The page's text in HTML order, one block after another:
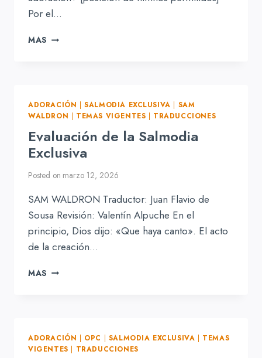
Por el…
MAS CUESTIÓN
ESCRITURA
EL
DE
HIMNOS
DISTINTOS
A
SALMOS
EN
LA
ADORACIÓN?
[POSICIÓN
HIMNOS
ADORACIÓN |SALMODIA EXCLUSIVA
SAM
WALDRON
TEMAS VIGENTES TRADUCCIONES
Evaluación de la Salmodia
Exclusiva
Posted on marzo 12, 2026
SAM WALDRON Traductor: Juan Flavio de
Sousa Revisión: Valentín Alpuche En el
principio, Dios dijo: «Que haya canto». El acto
de la creación…
MAS EVALUACIÓN
ADORACIÓN | OPC | SALMODIA EXCLUSIVA | TEMAS
VIGENTES | TRADUCCIONES